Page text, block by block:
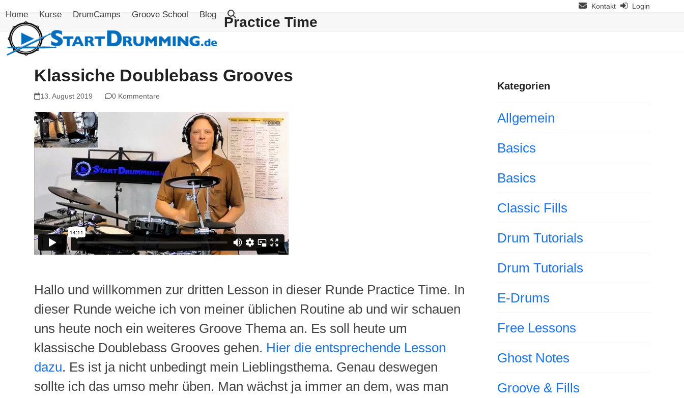
Skip
content
Kontakt Login
Home Kurse DrumCamps Groove School Blog Practice Time
Klassiche Doublebass Grooves
13. August 2019 0 Kommentare
Hallo und willkommen zur dritten Lesson in dieser Runde Practice Time. In
dieser Runde weiche ich von meiner üblichen Routine ab und wir schauen
uns heute noch ein weiteres Groove Thema an. Es soll heute um
klassische Doublebass Grooves gehen. Hier die entsprechende Lesson
dazu. Es ist ja nicht unbedingt mein Lieblingsthema. Genau deswegen
sollte ich das umso mehr üben. Man wächst ja immer an dem, was man
Kategorien
Allgemein
Basics
Basics
Classic Fills
Drum Tutorials
Drum Tutorials
E-Drums
Free Lessons
Ghost Notes
Groove & Fills